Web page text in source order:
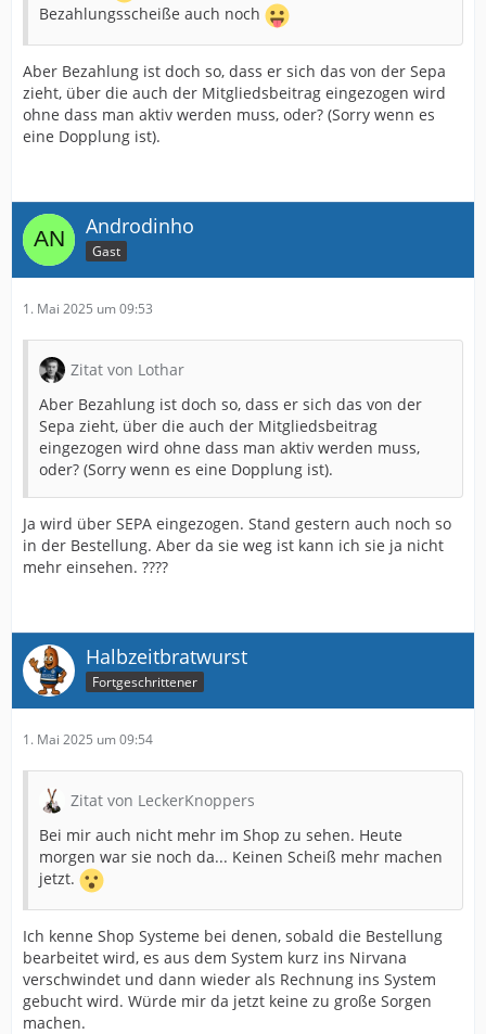
Bezahlungsscheiße auch noch
Aber Bezahlung ist doch so, dass er sich das von der Sepa
zieht, über die auch der Mitgliedsbeitrag eingezogen wird
ohne dass man aktiv werden muss, oder? (Sorry wenn es
eine Dopplung ist).
Androdinho
Gast
1. Mai 2025 um 09:53
Zitat von Lothar
Aber Bezahlung ist doch so, dass er sich das von der
Sepa zieht, über die auch der Mitgliedsbeitrag
eingezogen wird ohne dass man aktiv werden muss,
oder? (Sorry wenn es eine Dopplung ist).
Ja wird über SEPA eingezogen. Stand gestern auch noch so
in der Bestellung. Aber da sie weg ist kann ich sie ja nicht
mehr einsehen. ????
Halbzeitbratwurst
Fortgeschrittener
1. Mai 2025 um 09:54
Zitat von LeckerKnoppers
Bei mir auch nicht mehr im Shop zu sehen. Heute
morgen war sie noch da... Keinen Scheiß mehr machen
jetzt.
Ich kenne Shop Systeme bei denen, sobald die Bestellung
bearbeitet wird, es aus dem System kurz ins Nirvana
verschwindet und dann wieder als Rechnung ins System
gebucht wird. Würde mir da jetzt keine zu große Sorgen
machen.